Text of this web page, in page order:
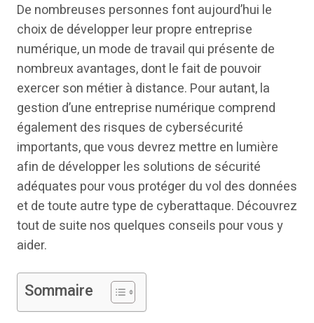
De nombreuses personnes font aujourd’hui le
choix de développer leur propre entreprise
numérique, un mode de travail qui présente de
nombreux avantages, dont le fait de pouvoir
exercer son métier à distance. Pour autant, la
gestion d’une entreprise numérique comprend
également des risques de cybersécurité
importants, que vous devrez mettre en lumière
afin de développer les solutions de sécurité
adéquates pour vous protéger du vol des données
et de toute autre type de cyberattaque. Découvrez
tout de suite nos quelques conseils pour vous y
aider.
Sommaire